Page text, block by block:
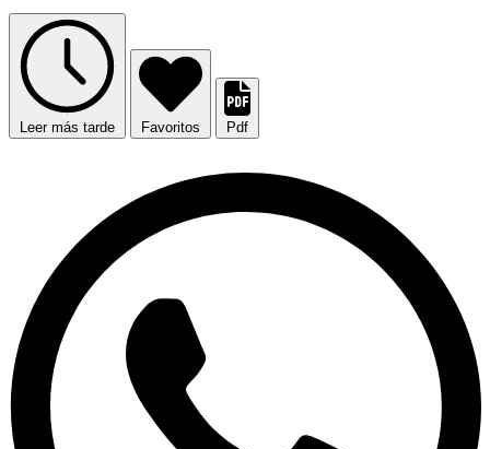
Leer más tarde Favoritos Pdf